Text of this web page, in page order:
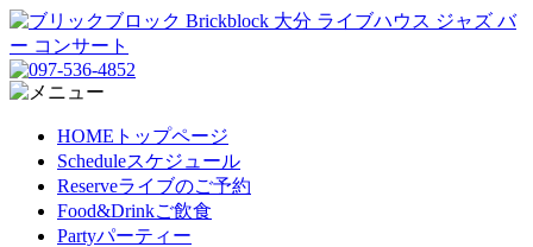
HOME トップページ
Scheduleスケジュール
Reserveライブのご予約
Food&Drinkご飲食
Partyパーティー